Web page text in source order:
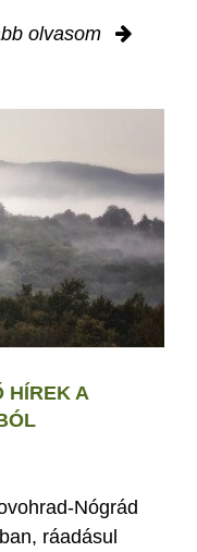
olvasom
HÍREK A
Nógrád
ráadásul